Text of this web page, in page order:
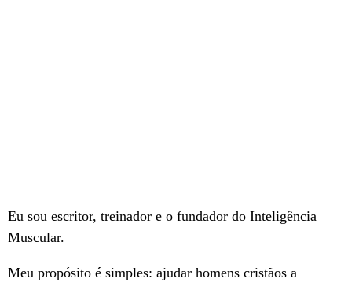
Eu sou escritor, treinador e o fundador do Inteligência
Muscular.
Meu propósito é simples: ajudar homens cristãos a